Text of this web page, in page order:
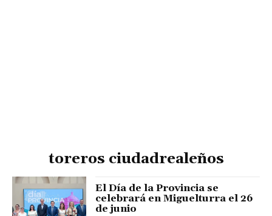
toreros ciudadrealeños
El Día de la Provincia se
celebrará en Miguelturra el 26
de junio